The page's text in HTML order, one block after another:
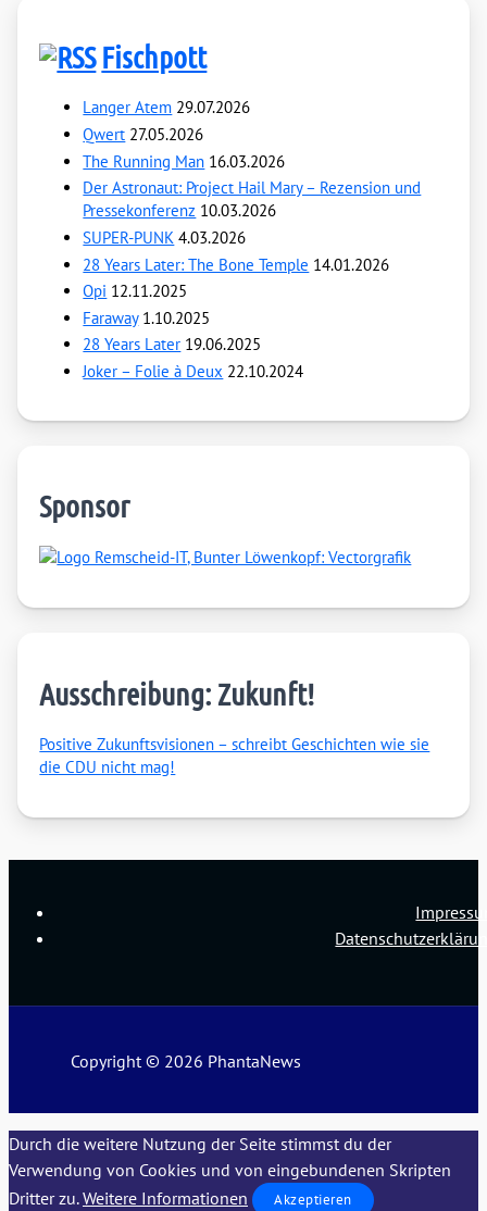
Fischpott
Langer Atem 29.07.2026
Qwert 27.05.2026
The Running Man 16.03.2026
Der Astronaut: Project Hail Mary – Rezension und
Pressekonferenz 10.03.2026
SUPER-PUNK 4.03.2026
28 Years Later: The Bone Temple 14.01.2026
Opi 12.11.2025
Faraway 1.10.2025
28 Years Later 19.06.2025
Joker – Folie à Deux 22.10.2024
Sponsor
Ausschreibung: Zukunft!
Posi­ti­ve Zukunfts­vi­sio­nen – schreibt Geschich­ten wie sie
die CDU nicht mag!
Copyright © 2026 PhantaNews
Durch die weitere Nutzung der Seite stimmst du der
Verwendung von Cookies und von eingebundenen Skripten
Dritter zu.Weitere Informationen Akzeptieren